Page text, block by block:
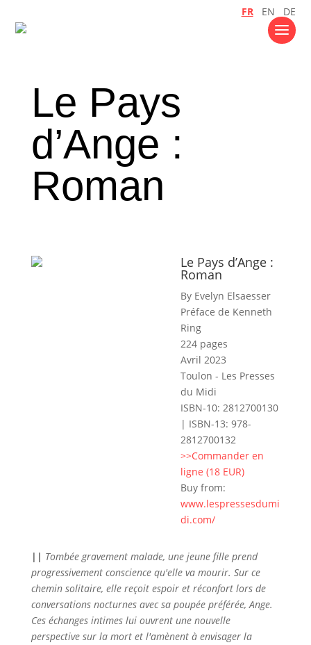
FR EN DE
Le Pays
d’Ange :
Roman
Le Pays d’Ange :
Roman
By Evelyn Elsaesser
Préface de Kenneth
Ring
224 pages
Avril 2023
Toulon - Les Presses
du Midi
ISBN-10: 2812700130
| ISBN-13: 978-
2812700132
>>Commander en
ligne (18 EUR)
Buy from:
www.lespressesdumi
di.com/
|| Tombée gravement malade, une jeune fille prend
progressivement conscience qu'elle va mourir. Sur ce
chemin solitaire, elle reçoit espoir et réconfort lors de
conversations nocturnes avec sa poupée préférée, Ange.
Ces échanges intimes lui ouvrent une nouvelle
perspective sur la mort et l'amènent à envisager la